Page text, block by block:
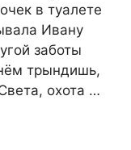
в туалете
Ивану
заботы
трындишь,
охота …